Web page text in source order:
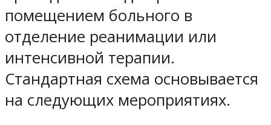
помещением больного в
отделение реанимации или
интенсивной терапии.
Стандартная схема основывается
на следующих мероприятиях.